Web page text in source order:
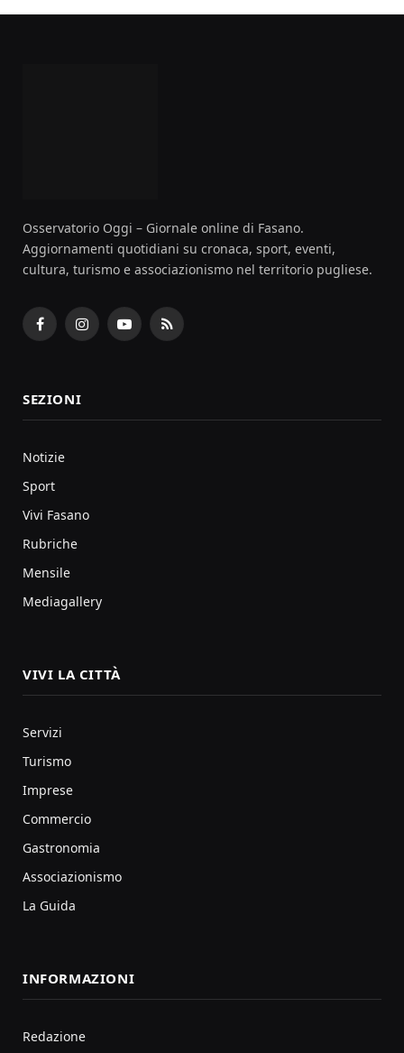
Osservatorio Oggi – Giornale online di Fasano.
Aggiornamenti quotidiani su cronaca, sport, eventi,
cultura, turismo e associazionismo nel territorio pugliese.
FacebookInstagramYouTubeRSS
SEZIONI
Notizie
Sport
Vivi Fasano
Rubriche
Mensile
Mediagallery
VIVI LA CITTÀ
Servizi
Turismo
Imprese
Commercio
Gastronomia
Associazionismo
La Guida
INFORMAZIONI
Redazione